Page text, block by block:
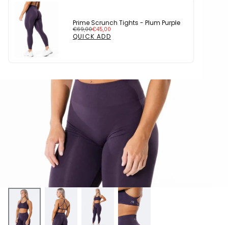
Prime Scrunch Tights - Plum Purple
Regular
price
€69,00
Sale
price
€45,00
QUICK ADD